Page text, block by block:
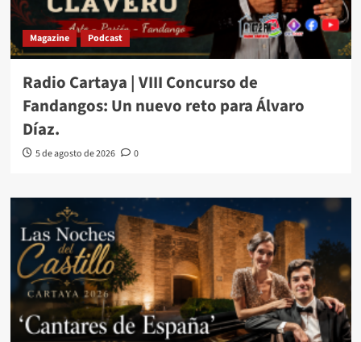
Magazine Podcast
Radio Cartaya | VIII Concurso de
Fandangos: Un nuevo reto para Álvaro
Díaz.
5 de agosto de 2026 0